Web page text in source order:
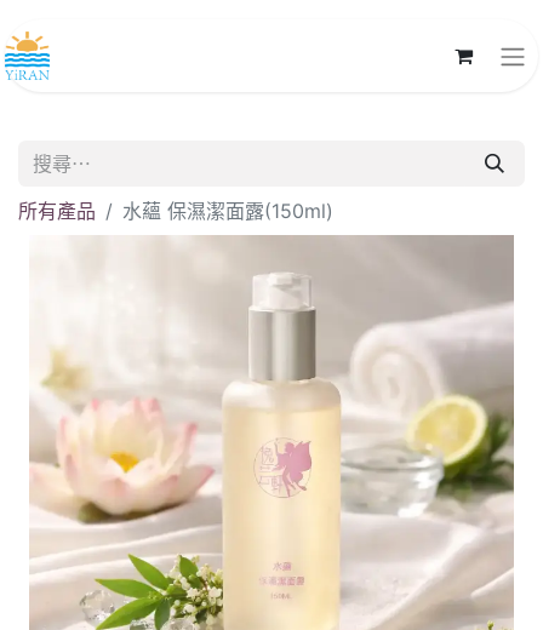
所有產品 水蘊 保濕潔面露(150ml)